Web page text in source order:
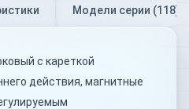
Модели серии (118)
с кареткой
действия, магнитные